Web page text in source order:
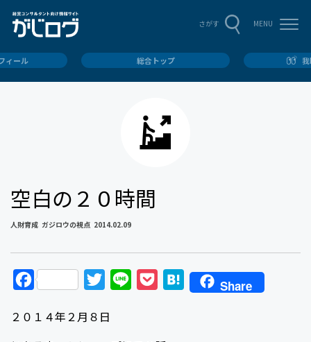
さがす MENU
ィール 総合トップ
空白の２０時間
人財育成 ガジロウの視点 2014.02.09
F
c
i
H
Share
２０１４年２月８日